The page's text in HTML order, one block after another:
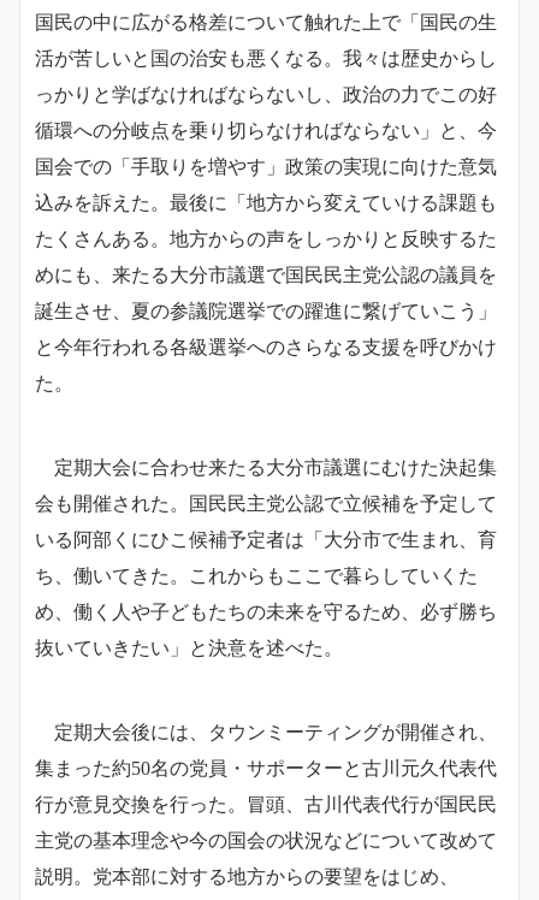
国民の中に広がる格差について触れた上で「国民の生
活が苦しいと国の治安も悪くなる。我々は歴史からし
っかりと学ばなければならないし、政治の力でこの好
循環への分岐点を乗り切らなければならない」と、今
国会での「手取りを増やす」政策の実現に向けた意気
込みを訴えた。最後に「地方から変えていける課題も
たくさんある。地方からの声をしっかりと反映するた
めにも、来たる大分市議選で国民民主党公認の議員を
誕生させ、夏の参議院選挙での躍進に繋げていこう」
と今年行われる各級選挙へのさらなる支援を呼びかけ
た。
定期大会に合わせ来たる大分市議選にむけた決起集
会も開催された。国民民主党公認で立候補を予定して
いる阿部くにひこ候補予定者は「大分市で生まれ、育
ち、働いてきた。これからもここで暮らしていくた
め、働く人や子どもたちの未来を守るため、必ず勝ち
抜いていきたい」と決意を述べた。
定期大会後には、タウンミーティングが開催され、
集まった約50名の党員・サポーターと古川元久代表代
行が意見交換を行った。冒頭、古川代表代行が国民民
主党の基本理念や今の国会の状況などについて改めて
説明。党本部に対する地方からの要望をはじめ、